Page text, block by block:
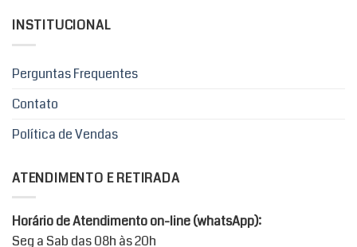
INSTITUCIONAL
Perguntas Frequentes
Contato
Política de Vendas
ATENDIMENTO E RETIRADA
Horário de Atendimento on-line (whatsApp):
Seg a Sab das 08h às 20h